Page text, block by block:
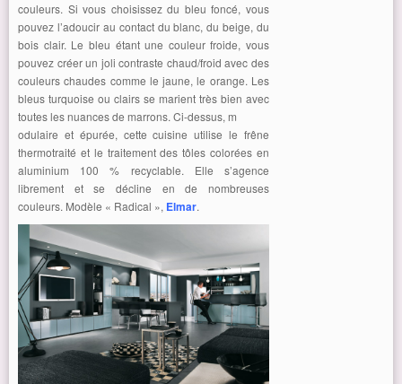
couleurs. Si vous choisissez du bleu foncé, vous
pouvez l’adoucir au contact du blanc, du beige, du
bois clair. Le bleu étant une couleur froide, vous
pouvez créer un joli contraste chaud/froid avec des
couleurs chaudes comme le jaune, le orange. Les
bleus turquoise ou clairs se marient très bien avec
toutes les nuances de marrons. Ci-dessus, m
odulaire et épurée, cette cuisine utilise le frêne
thermotraité et le traitement des tôles colorées en
aluminium 100 % recyclable. Elle s’agence
librement et se décline en de nombreuses
couleurs. Modèle « Radical », Elmar.